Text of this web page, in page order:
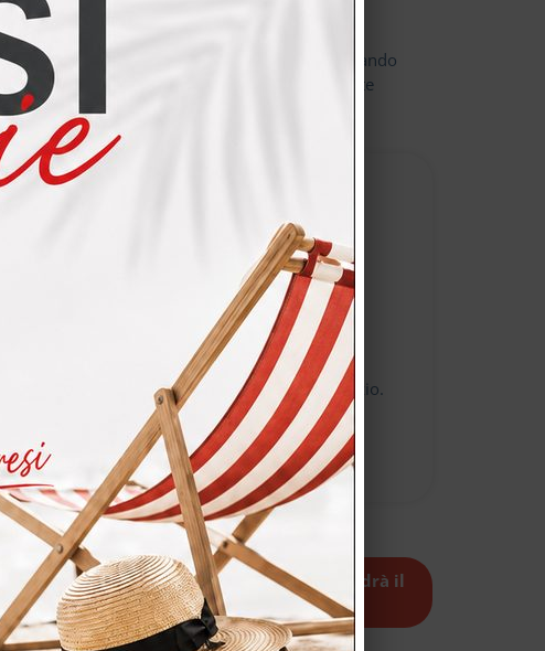
apportare modifiche ai prodotti inclusi, progettando
aggiunte o rimozioni verranno conteggiate
, con una semplice differenza di prezzo.
clienti confermano la qualità del nostro servizio.
a 2000 micromolle indipendenti scadrà il
08/2026.